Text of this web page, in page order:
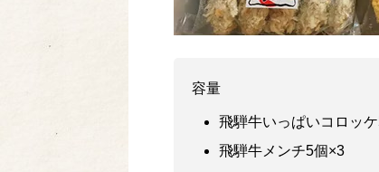
容量
飛騨牛いっぱいコロッ
飛騨牛メンチ5個×3